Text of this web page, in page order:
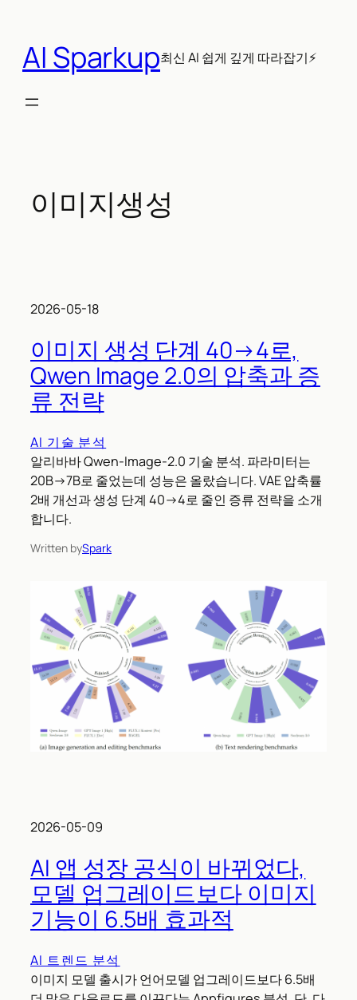
AI Sparkup최신 AI 쉽게 깊게 따라잡기⚡
이미지생성
2026-05-18
이미지 생성 단계 40→4로,
Qwen Image 2.0의 압축과 증
류 전략
AI 기술 분석
알리바바 Qwen-Image-2.0 기술 분석. 파라미터는
20B→7B로 줄었는데 성능은 올랐습니다. VAE 압축률
2배 개선과 생성 단계 40→4로 줄인 증류 전략을 소개
합니다.
Written bySpark
2026-05-09
AI 앱 성장 공식이 바뀌었다,
모델 업그레이드보다 이미지
기능이 6.5배 효과적
AI 트렌드 분석
이미지 모델 출시가 언어모델 업그레이드보다 6.5배